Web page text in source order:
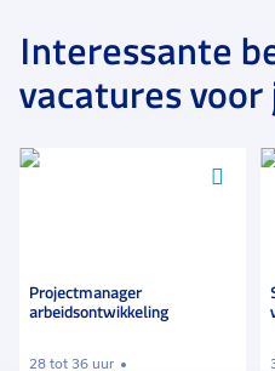
asbestsaneringsmachines.
klanten volledig ontzorgen
onderhoud, keuringen en
Interessante
vacatures voor
Projectmanager
arbeidsontwikkeling
28 tot 36 uur